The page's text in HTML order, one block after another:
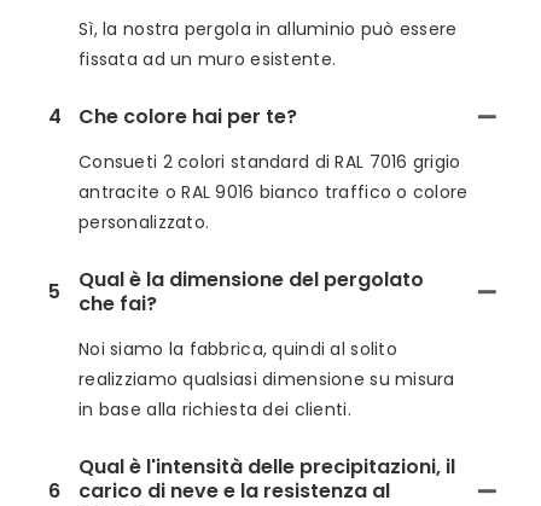
Sì, la nostra pergola in alluminio può essere
fissata ad un muro esistente.
4 Che colore hai per te?
Consueti 2 colori standard di RAL 7016 grigio
antracite o RAL 9016 bianco traffico o colore
personalizzato.
5
Qual è la dimensione del pergolato
che fai?
Noi siamo la fabbrica, quindi al solito
realizziamo qualsiasi dimensione su misura
in base alla richiesta dei clienti.
6
Qual è l'intensità delle precipitazioni, il
carico di neve e la resistenza al